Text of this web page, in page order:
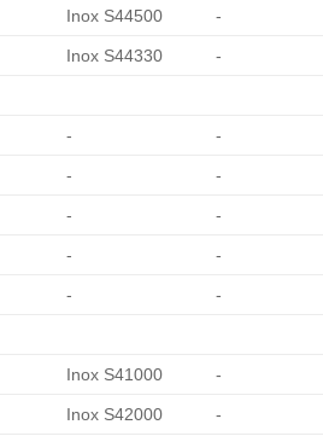
Inox S44500 -
Inox S44330 -
- -
- -
- -
- -
- -
Inox S41000 -
Inox S42000 -